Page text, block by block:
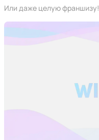
Или даже целую франшизу!